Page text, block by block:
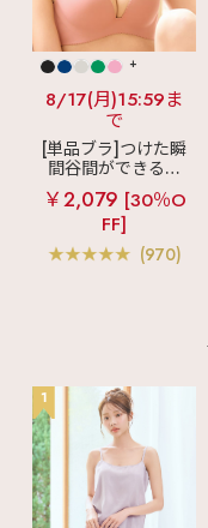
+
8/17(月)15:59ま
で
[単品ブラ]つけた瞬
間谷間ができるシ
ームレスブラ
超
盛ブラ(R) シームレ
ス 単品ブラジャー
￥2,079 [30％O
FF]
(970)
1